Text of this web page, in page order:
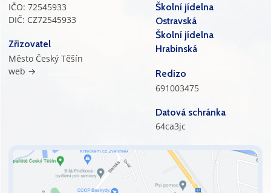
IČO: 72545933
DIČ: CZ72545933
Zřizovatel
Město Český Těšín
web →
Školní jídelna
Ostravská
Školní jídelna
Hrabinská
Redizo
691003475
Datová schránka
64ca3jc